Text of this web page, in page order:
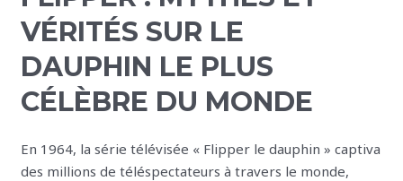
VÉRITÉS SUR LE
DAUPHIN LE PLUS
CÉLÈBRE DU MONDE
En 1964, la série télévisée « Flipper le dauphin » captiva
des millions de téléspectateurs à travers le monde,
Flipper
:
mythes
et
vérités
le
dauphin